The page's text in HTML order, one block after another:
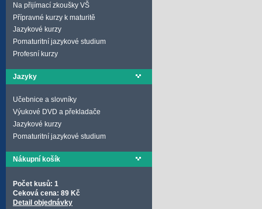
Na přijímací zkoušky VŠ
Přípravné kurzy k maturitě
Jazykové kurzy
Pomaturitní jazykové studium
Profesní kurzy
Jazyky
Učebnice a slovníky
Výukové DVD a překladače
Jazykové kurzy
Pomaturitní jazykové studium
Nákupní košík
Počet kusů: 1
Ceková cena: 89 Kč
Detail objednávky